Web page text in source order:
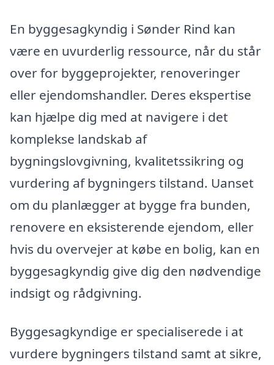
En byggesagkyndig i Sønder Rind kan
være en uvurderlig ressource, når du står
over for byggeprojekter, renoveringer
eller ejendomshandler. Deres ekspertise
kan hjælpe dig med at navigere i det
komplekse landskab af
bygningslovgivning, kvalitetssikring og
vurdering af bygningers tilstand. Uanset
om du planlægger at bygge fra bunden,
renovere en eksisterende ejendom, eller
hvis du overvejer at købe en bolig, kan en
byggesagkyndig give dig den nødvendige
indsigt og rådgivning.
Byggesagkyndige er specialiserede i at
vurdere bygningers tilstand samt at sikre,